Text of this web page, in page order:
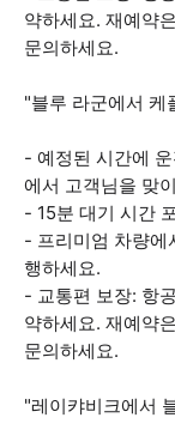
약하세요. 재예약
문의하세요.
"블루 라군에서 케
- 예정된 시간에
에서 고객님을 맞
- 15분 대기 시간
- 프리미엄 차량에
행하세요.
- 교통편 보장: 항
약하세요. 재예약
문의하세요.
"레이캬비크에서